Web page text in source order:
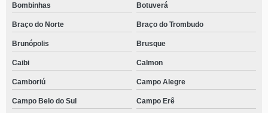
Bombinhas Botuverá
Braço do Norte Braço do Trombudo
Brunópolis Brusque
Caibi Calmon
Camboriú Campo Alegre
Campo Belo do Sul Campo Erê